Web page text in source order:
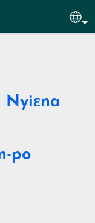
po